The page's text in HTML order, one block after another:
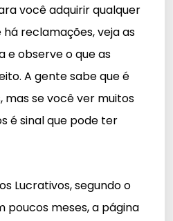
você adquirir qualquer
há reclamações, veja as
e observe o que as
A gente sabe que é
se você ver muitos
é sinal que pode ter
Lucrativos, segundo o
poucos meses, a página